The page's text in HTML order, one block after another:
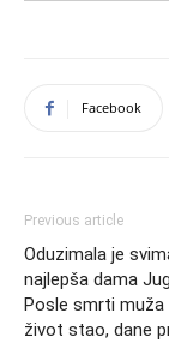
Facebook
Previous article
Oduzimala je
najlepša dama
Posle smrti muža
život stao, dane